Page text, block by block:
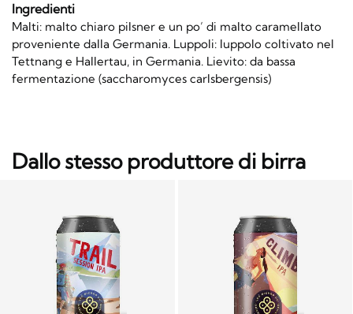
Ingredienti
Malti: malto chiaro pilsner e un po’ di malto caramellato
proveniente dalla Germania. Luppoli: luppolo coltivato nel
Tettnang e Hallertau, in Germania. Lievito: da bassa
fermentazione (saccharomyces carlsbergensis)
Dallo stesso produttore di birra